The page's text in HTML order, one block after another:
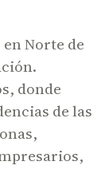
Norte de
donde
de las